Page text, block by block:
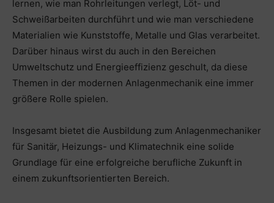
lernen, wie man Rohrleitungen verlegt, Löt- und
Schweißarbeiten durchführt und wie man verschiedene
Materialien wie Kunststoffe, Metalle und Glas verarbeitet.
Darüber hinaus wirst du auch in den Bereichen
Umweltschutz und Energieeffizienz geschult, da diese
Themen in der modernen Anlagenmechanik eine immer
größere Rolle spielen.
Insgesamt bietet die Ausbildung zum Anlagenmechaniker
für Sanitär, Heizungs- und Klimatechnik eine solide
Grundlage für eine erfolgreiche berufliche Zukunft in
einem zukunftsorientierten Bereich.